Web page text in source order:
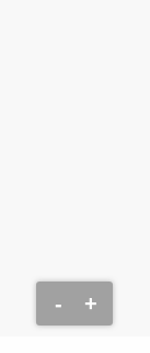
- +